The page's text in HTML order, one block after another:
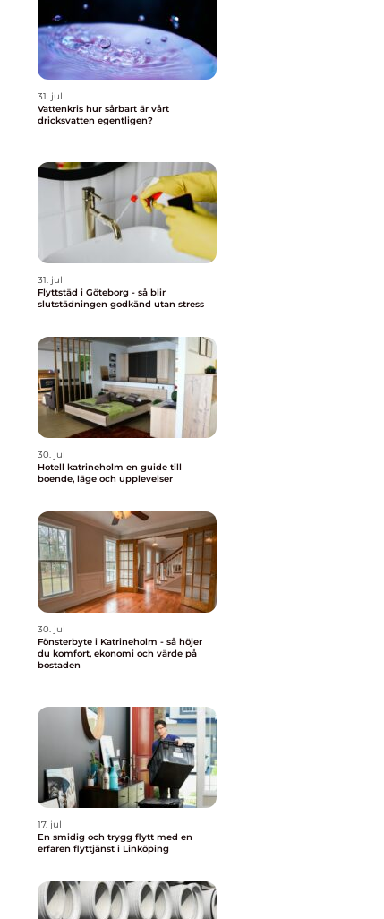
31. jul
Vattenkris hur sårbart är vårt
dricksvatten egentligen?
31. jul
Flyttstäd i Göteborg - så blir
slutstädningen godkänd utan stress
30. jul
Hotell katrineholm en guide till
boende, läge och upplevelser
30. jul
Fönsterbyte i Katrineholm - så höjer
du komfort, ekonomi och värde på
bostaden
17. jul
En smidig och trygg flytt med en
erfaren flyttjänst i Linköping